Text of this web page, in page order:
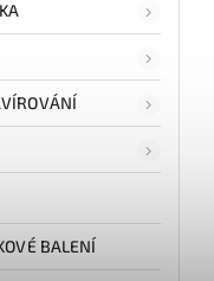
BALENÍ